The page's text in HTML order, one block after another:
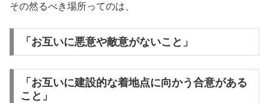
その然るべき場所ってのは、
「お互いに悪意や敵意がないこと」
「お互いに建設的な着地点に向かう合意がある
こと」